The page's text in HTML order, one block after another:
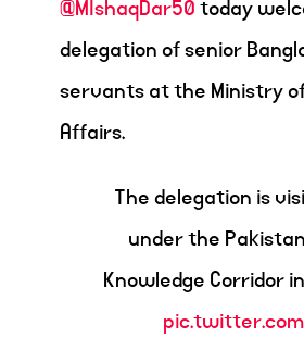
@MIshaqDar50today
delegation of senior
servants at the Ministry
Affairs.
The delegation is
under the
Knowledge